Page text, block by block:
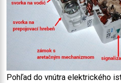
Pohľad do vnútra elektrického